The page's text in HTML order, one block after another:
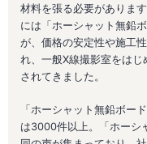
材料を張る必要がありま
には「ホーシャット無鉛
が、価格の安定性や施工
れ、一般X線撮影室をは
されてきました。
「ホーシャット無鉛ボー
は3000件以上。「ホーシ